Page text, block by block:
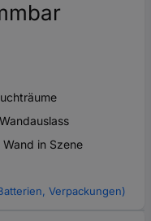
in Szene
Verpackungen)